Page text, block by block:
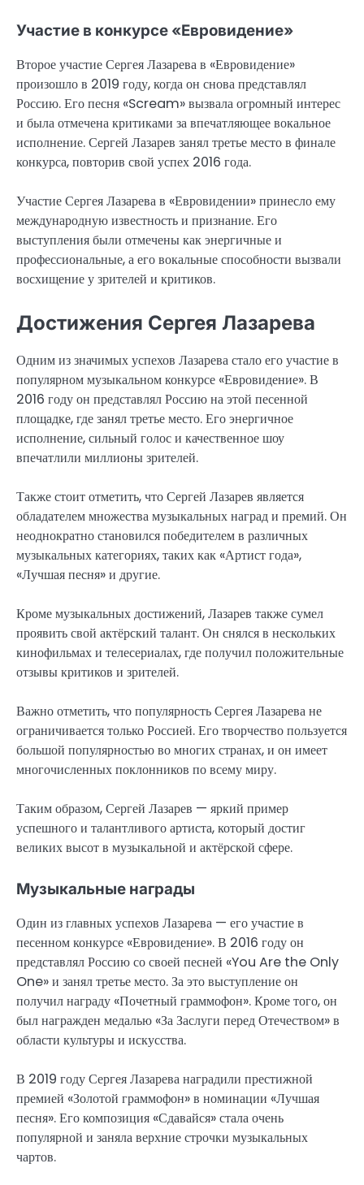
Участие в конкурсе «Евровидение»
Второе участие Сергея Лазарева в «Евровидение»
произошло в 2019 году, когда он снова представлял
Россию. Его песня «Scream» вызвала огромный интерес
и была отмечена критиками за впечатляющее вокальное
исполнение. Сергей Лазарев занял третье место в финале
конкурса, повторив свой успех 2016 года.
Участие Сергея Лазарева в «Евровидении» принесло ему
международную известность и признание. Его
выступления были отмечены как энергичные и
профессиональные, а его вокальные способности вызвали
восхищение у зрителей и критиков.
Достижения Сергея Лазарева
Одним из значимых успехов Лазарева стало его участие в
популярном музыкальном конкурсе «Евровидение». В
2016 году он представлял Россию на этой песенной
площадке, где занял третье место. Его энергичное
исполнение, сильный голос и качественное шоу
впечатлили миллионы зрителей.
Также стоит отметить, что Сергей Лазарев является
обладателем множества музыкальных наград и премий. Он
неоднократно становился победителем в различных
музыкальных категориях, таких как «Артист года»,
«Лучшая песня» и другие.
Кроме музыкальных достижений, Лазарев также сумел
проявить свой актёрский талант. Он снялся в нескольких
кинофильмах и телесериалах, где получил положительные
отзывы критиков и зрителей.
Важно отметить, что популярность Сергея Лазарева не
ограничивается только Россией. Его творчество пользуется
большой популярностью во многих странах, и он имеет
многочисленных поклонников по всему миру.
Таким образом, Сергей Лазарев — яркий пример
успешного и талантливого артиста, который достиг
великих высот в музыкальной и актёрской сфере.
Музыкальные награды
Один из главных успехов Лазарева — его участие в
песенном конкурсе «Евровидение». В 2016 году он
представлял Россию со своей песней «You Are the Only
One» и занял третье место. За это выступление он
получил награду «Почетный граммофон». Кроме того, он
был награжден медалью «За Заслуги перед Отечеством» в
области культуры и искусства.
В 2019 году Сергея Лазарева наградили престижной
премией «Золотой граммофон» в номинации «Лучшая
песня». Его композиция «Сдавайся» стала очень
популярной и заняла верхние строчки музыкальных
чартов.